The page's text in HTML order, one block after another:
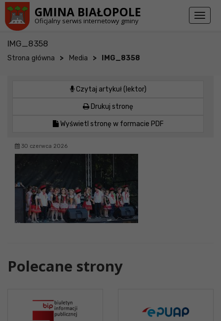
GMINA BIAŁOPOLE
Oficjalny serwis internetowy gminy
Toggle
IMG_8358
Strona główna > Media > IMG_8358
Czytaj artykuł (lektor)
Drukuj stronę
Wyświetl stronę w formacie PDF
30 czerwca 2026
Polecane strony